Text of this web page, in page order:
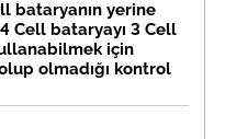
bataryanın yerine
Cell bataryayı 3 Cell
için
olmadığı kontrol